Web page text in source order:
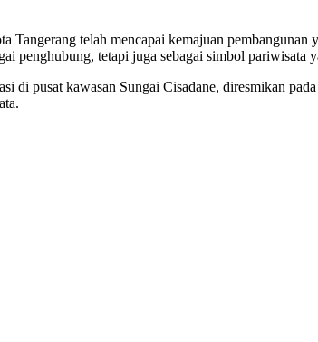
Tangerang telah mencapai kemajuan
penghubung, tetapi juga sebagai simbol pariwisata
di pusat kawasan Sungai Cisadane, diresmikan